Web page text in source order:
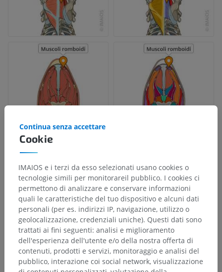
Cookie
Continua senza accettare
IMAIOS e i terzi da esso selezionati usano cookies o
tecnologie simili per monitorareil pubblico. I cookies ci
permettono di analizzare e conservare informazioni
quali le caratteristiche del tuo dispositivo e alcuni dati
personali (per es. indirizzi IP, navigazione, utilizzo o
geolocalizzazione, credenziali uniche). Questi dati sono
trattati ai fini seguenti: analisi e miglioramento
dell'esperienza dell'utente e/o della nostra offerta di
contenuti, prodotti e servizi, monitoraggio e analisi del
pubblico, interazione coi social network, visualizzazione